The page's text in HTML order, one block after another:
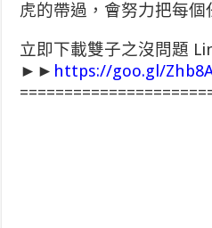
虎的帶過，會努力把每個
立即下載雙子之沒問題
►► https://goo.gl/